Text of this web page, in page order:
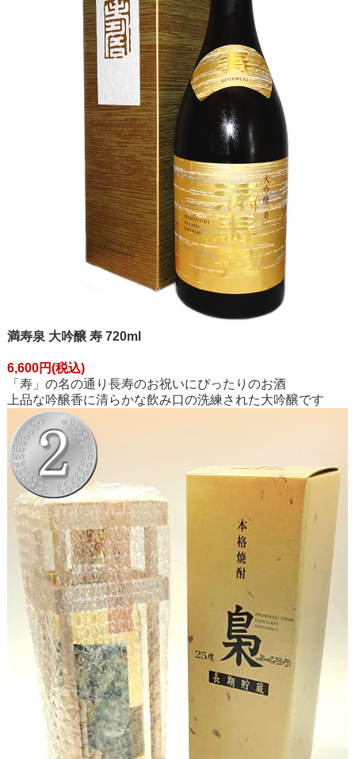
満寿泉 大吟醸 寿 720ml
6,600円(税込)
「寿」の名の通り長寿のお祝いにぴったりのお酒
上品な吟醸香に清らかな飲み口の洗練された大吟醸です